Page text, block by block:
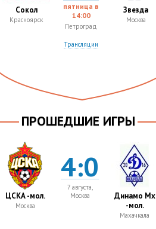
Сокол
Красноярск
пятница в
14:00
Петроград
Трансляции
Звезда
Москва
ПРОШЕДШИЕ ИГРЫ
ЦСКА -мол.
Москва
4:0
7 августа,
Москва
Динамо Мх
-мол.
Махачкала